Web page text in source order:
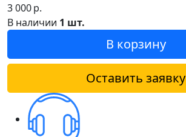
3 000р.
В наличии 1 шт.
В корзину
Оставить заявку